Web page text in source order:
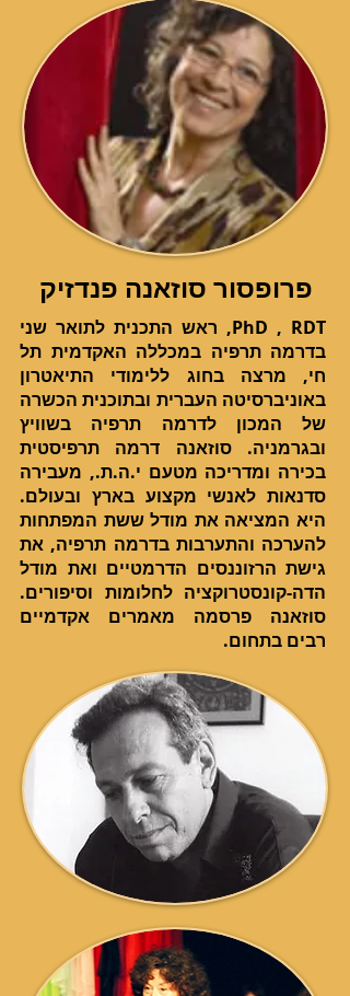
פרופסור סוזאנה פנדזיק
PhD , RDT, ראש התכנית לתואר שני
בדרמה תרפיה במכללה האקדמית תל
חי, מרצה בחוג ללימודי התיאטרון
באוניברסיטה העברית ובתוכנית הכשרה
של המכון לדרמה תרפיה בשוויץ
ובגרמניה. סוזאנה דרמה תרפיסטית
בכירה ומדריכה מטעם י.ה.ת., מעבירה
סדנאות לאנשי מקצוע בארץ ובעולם.
היא המציאה את מודל ששת המפתחות
להערכה והתערבות בדרמה תרפיה, את
גישת הרזוננסים הדרמטיים ואת מודל
הדה-קונסטרוקציה לחלומות וסיפורים.
סוזאנה פרסמה מאמרים אקדמיים
רבים בתחום.